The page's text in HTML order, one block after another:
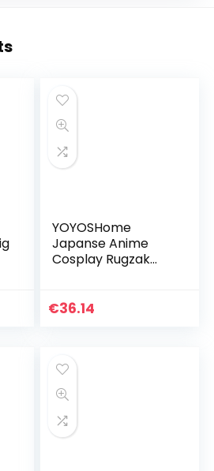
YOYOSHome
Japanse Anime
Cosplay Rugzak
Dagrugzak Laptop
€36.14